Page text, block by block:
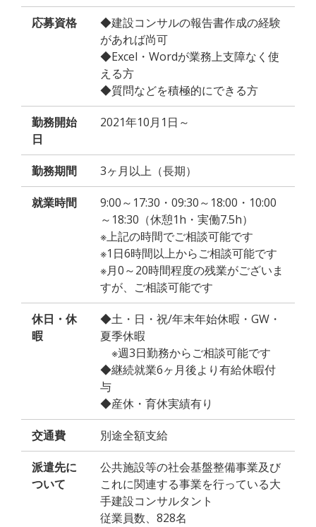
応募資格
◆建設コンサルの報告書作成の経験
があれば尚可
◆Excel・Wordが業務上支障なく使
える方
◆質問などを積極的にできる方
勤務開始
日
2021年10月1日～
勤務期間 3ヶ月以上（長期）
就業時間
9:00～17:30・09:30～18:00・10:00
～18:30（休憩1h・実働7.5h）
※上記の時間でご相談可能です
※1日6時間以上からご相談可能です
※月0～20時間程度の残業がございま
すが、ご相談可能です
休日・休
暇
◆土・日・祝/年末年始休暇・GW・
夏季休暇
※週3日勤務からご相談可能です
◆継続就業6ヶ月後より有給休暇付
与
◆産休・育休実績有り
交通費 別途全額支給
派遣先に
ついて
公共施設等の社会基盤整備事業及び
これに関連する事業を行っている大
手建設コンサルタント
従業員数、828名